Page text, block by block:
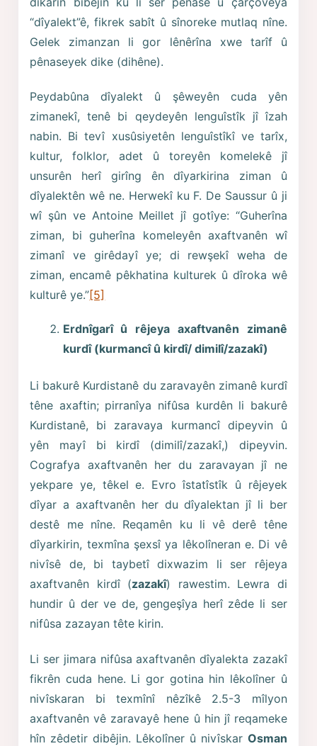
“dîyalekt”ê, fikrek sabît û sînoreke mutlaq nîne.
Gelek zimanzan li gor lênêrîna xwe tarîf û
pênaseyek dike (dihêne).
Peydabûna dîyalekt û şêweyên cuda yên
zimanekî, tenê bi qeydeyên lenguîstîk jî îzah
nabin. Bi tevî xusûsiyetên lenguîstîkî ve tarîx,
kultur, folklor, adet û toreyên komelekê jî
unsurên herî girîng ên dîyarkirina ziman û
dîyalektên wê ne. Herwekî ku F. De Saussur û ji
wî şûn ve Antoine Meillet jî gotîye: “Guherîna
ziman, bi guherîna komeleyên axaftvanên wî
zimanî ve girêdayî ye; di rewşekî weha de
ziman, encamê pêkhatina kulturek û dîroka wê
kulturê ye.”[5]
Erdnîgarî û rêjeya axaftvanên zimanê
kurdî (kurmancî û kirdî/ dimilî/zazakî)
Li bakurê Kurdistanê du zaravayên zimanê kurdî
têne axaftin; pirranîya nifûsa kurdên li bakurê
Kurdistanê, bi zaravaya kurmancî dipeyvin û
yên mayî bi kirdî (dimilî/zazakî,) dipeyvin.
Cografya axaftvanên her du zaravayan jî ne
yekpare ye, têkel e. Evro îstatîstîk û rêjeyek
dîyar a axaftvanên her du dîyalektan jî li ber
destê me nîne. Reqamên ku li vê derê têne
dîyarkirin, texmîna şexsî ya lêkolîneran e. Di vê
nivîsê de, bi taybetî dixwazim li ser rêjeya
axaftvanên kirdî (zazakî) rawestim. Lewra di
hundir û der ve de, gengeşîya herî zêde li ser
nifûsa zazayan tête kirin.
Li ser jimara nifûsa axaftvanên dîyalekta zazakî
fikrên cuda hene. Li gor gotina hin lêkolîner û
nivîskaran bi texmînî nêzîkê 2.5-3 mîlyon
axaftvanên vê zaravayê hene û hin jî reqameke
hîn zêdetir dibêjin. Lêkolîner û nivîskar Osman